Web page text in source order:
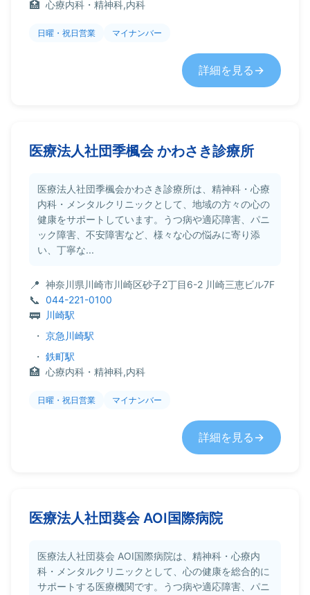
心療内科・精神科,内科
日曜・祝日営業 マイナンバー
詳細を見る
医療法人社団季楓会 かわさき診療所
医療法人社団季楓会かわさき診療所は、精神科・心療
内科・メンタルクリニックとして、地域の方々の心の
健康をサポートしています。うつ病や適応障害、パニ
ック障害、不安障害など、様々な心の悩みに寄り添
い、丁寧な...
神奈川県川崎市川崎区砂子2丁目6-2 川崎三恵ビル7F
044-221-0100
川崎駅
・ 京急川崎駅
・ 鉄町駅
心療内科・精神科,内科
日曜・祝日営業 マイナンバー
詳細を見る
医療法人社団葵会 AOI国際病院
医療法人社団葵会 AOI国際病院は、精神科・心療内
科・メンタルクリニックとして、心の健康を総合的に
サポートする医療機関です。うつ病や適応障害、パニ